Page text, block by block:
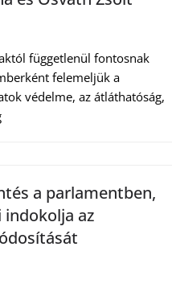
függetlenül fontosnak
felemeljük a
védelme, az átláthatóság,
a parlamentben,
az